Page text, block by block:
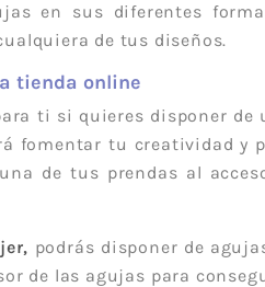
en sus diferentes
de tus diseños.
tienda online
ti si quieres disponer de
fomentar tu creatividad y
de tus prendas al
podrás disponer de
de las agujas para